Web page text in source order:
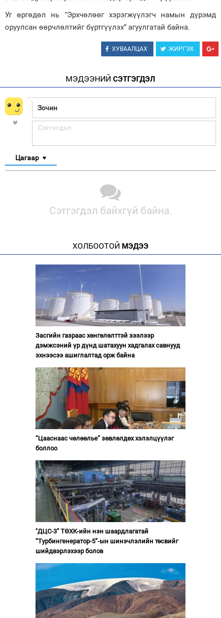
Уг өргөдөл нь “Эрхчөлөөг хэрэгжүүлэгч намын дүрэмд
оруулсан өөрчлөлтийг бүртгүүлэх” агуулгатай байна.
ХУВААЛЦАХ ЖИРГЭХ
МЭДЭЭНИЙ СЭТГЭГДЭЛ
Цагаар
Сэтгэгдэл байхгүй байна.
ХОЛБООТОЙ МЭДЭЭ
Засгийн газраас хөнгөлөлттэй зээлээр
дэмжсэний үр дүнд шатахуун хадгалах савнууд
эхнээсээ ашиглалтад орж байна
“Цааснаас чөлөөлье” зөвлөлдөх хэлэлцүүлэг
боллоо
"ДЦС-3” ТӨХК-ийн нэн шаардлагатай
“Турбингенератор-5”-ын шинэчлэлийн төсвийг
шийдвэрлэхээр болов